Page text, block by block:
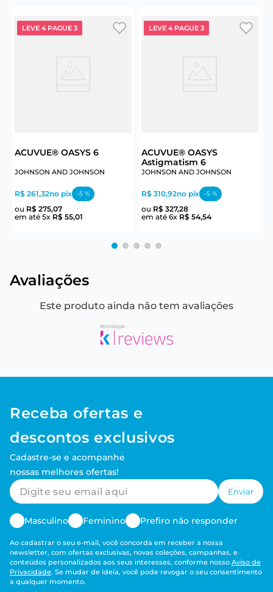
LEVE 4 PAGUE 3
ACUVUE® OASYS 6
JOHNSON AND JOHNSON
R$ 261,32no pix -5 %
ou R$ 275,07
em até 5x R$ 55,01
LEVE 4 PAGUE 3
ACUVUE® OASYS
Astigmatism 6
JOHNSON AND JOHNSON
R$ 310,92no pix -5 %
ou R$ 327,28
em até 6x R$ 54,54
Avaliações
Este produto ainda não tem avaliações
Receba ofertas e
descontos exclusivos
Cadastre-se e acompanhe
nossas melhores ofertas!
Enviar
Masculino Feminino Prefiro não responder
Ao cadastrar o seu e-mail, você concorda em receber a nossa
newsletter, com ofertas exclusivas, novas coleções, campanhas, e
conteúdos personalizados aos seus interesses, conforme nosso Aviso de
Privacidade. Se mudar de ideia, você pode revogar o seu consentimento
a qualquer momento.